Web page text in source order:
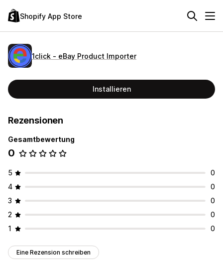
Shopify App Store
1click ‑ eBay Product Importer
Installieren
Rezensionen
Gesamtbewertung
0
5
0
4
0
3
0
2
0
1
0
Eine Rezension schreiben